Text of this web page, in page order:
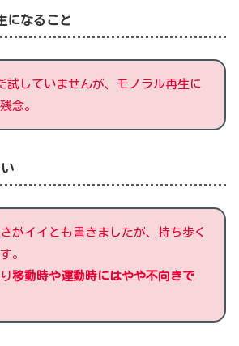
になること
試していませんが、モノラル再生に
念。
がイイとも書きましたが、持ち歩く
。
移動時や運動時にはやや不向きで